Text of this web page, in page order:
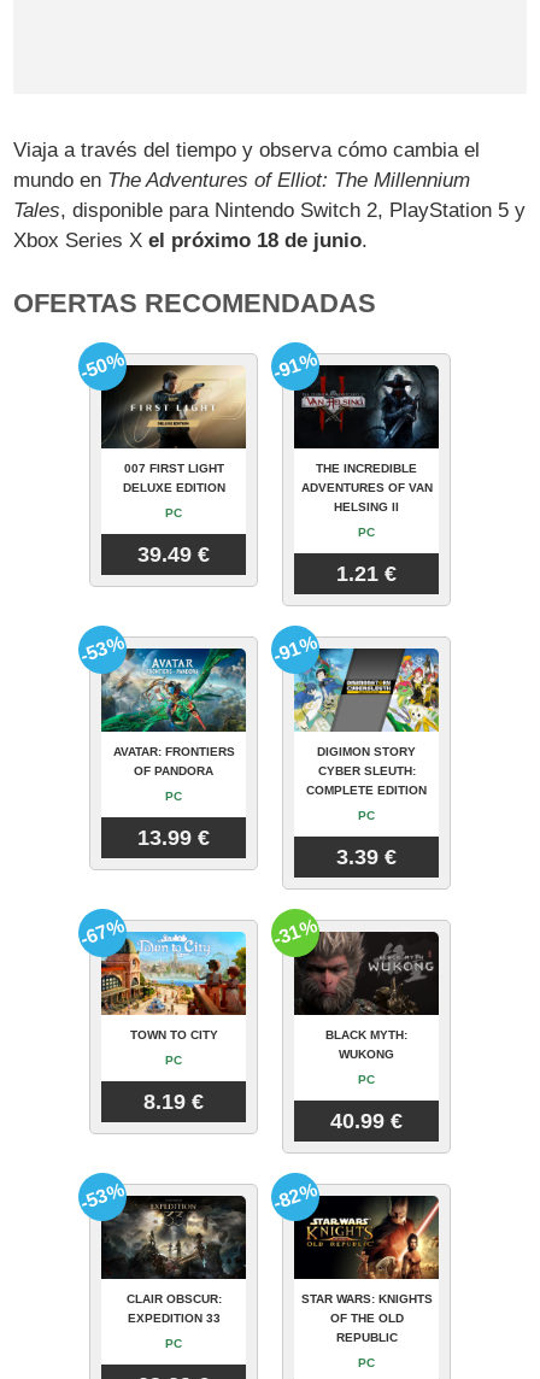
Viaja a través del tiempo y observa cómo cambia el
mundo en The Adventures of Elliot: The Millennium
Tales, disponible para Nintendo Switch 2, PlayStation 5 y
Xbox Series Xel próximo 18 de junio.
OFERTAS RECOMENDADAS
007 FIRST LIGHT
DELUXE EDITION
PC
39.49 €
-50%
THE INCREDIBLE
ADVENTURES OF VAN
HELSING II
PC
1.21 €
-91%
AVATAR: FRONTIERS
OF PANDORA
PC
13.99 €
-53%
DIGIMON STORY
CYBER SLEUTH:
COMPLETE EDITION
PC
3.39 €
-91%
TOWN TO CITY
PC
8.19 €
-67%
BLACK MYTH:
WUKONG
PC
40.99 €
-31%
CLAIR OBSCUR:
EXPEDITION 33
PC
-53%
STAR WARS: KNIGHTS
OF THE OLD
REPUBLIC
PC
-82%